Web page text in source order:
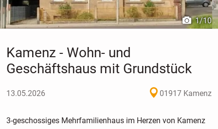
1/10
Kamenz - Wohn- und
Geschäftshaus mit Grundstück
13.05.2026 01917 Kamenz
3-geschossiges Mehrfamilienhaus im Herzen von Kamenz